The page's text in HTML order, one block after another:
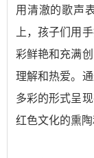
用清澈的歌声
上，孩子们用
彩鲜艳和充满
理解和热爱。
多彩的形式呈
红色文化的熏陶